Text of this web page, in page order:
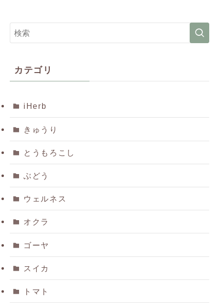
カテゴリ
iHerb
きゅうり
とうもろこし
ぶどう
ウェルネス
オクラ
ゴーヤ
スイカ
トマト